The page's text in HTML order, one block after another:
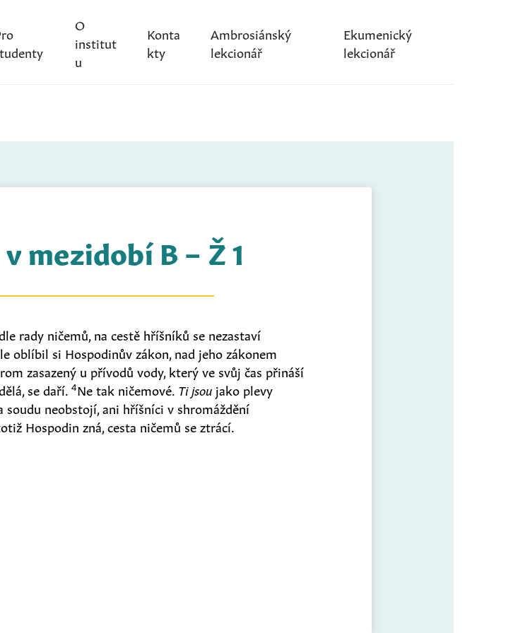
O
institut
u
Konta
kty
Ambrosiánský
lekcionář
Ekumenický
lekcionář
mezidobí B – Ž 1
rady ničemů, na cestě hříšníků se nezastaví
oblíbil si Hospodinův zákon, nad jeho zákonem
zasazený u přívodů vody, který ve svůj čas přináší
se daří.4Ne tak ničemové. Ti jsou jako plevy
soudu neobstojí, ani hříšníci v shromáždění
Hospodin zná, cesta ničemů se ztrácí.